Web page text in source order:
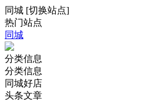
同城 [切换站点]
热门站点
同城
分类信息
分类信息
同城好店
头条文章